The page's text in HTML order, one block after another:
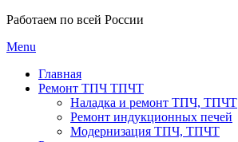
Работаем по всей России
Menu
Главная
Ремонт ТПЧ ТПЧТ
Наладка и ремонт ТПЧ, ТПЧТ
Ремонт индукционных печей
Модернизация ТПЧ, ТПЧТ